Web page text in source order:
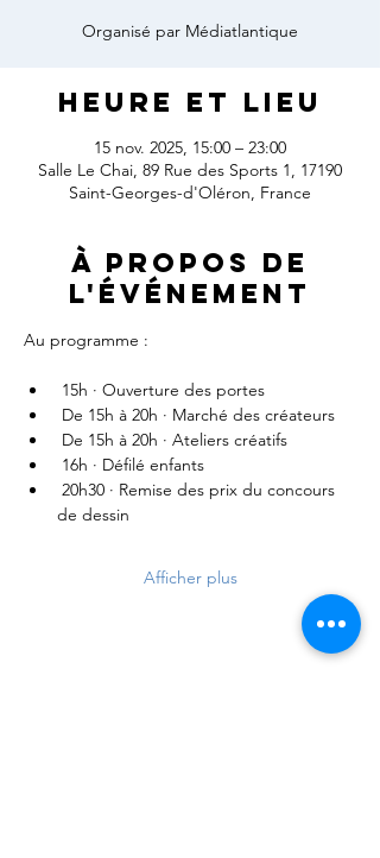
Organisé par Médiatlantique
Heure et lieu
15 nov. 2025, 15:00 – 23:00
Salle Le Chai, 89 Rue des Sports 1, 17190
Saint-Georges-d'Oléron, France
À propos de
l'événement
Au programme :
15h · Ouverture des portes
De 15h à 20h · Marché des créateurs
De 15h à 20h · Ateliers créatifs
16h · Défilé enfants
20h30 · Remise des prix du concours
de dessin
Afficher plus